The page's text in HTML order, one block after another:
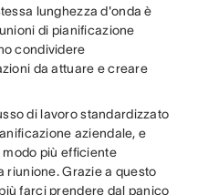
lunghezza d'onda è
di pianificazione
condividere
da attuare e creare
di lavoro standardizzato
aziendale, e
più efficiente
riunione. Grazie a questo
farci prendere dal panico